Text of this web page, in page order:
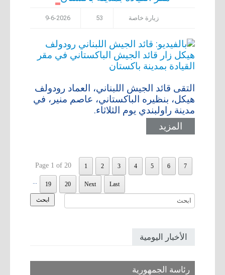
9-6-2026 53 زيارة خاصة
التقى قائد الجيش اللبناني، العماد رودولف
هيكل، بنظيره الباكستاني، عاصم منير، في
مدينة راولبندي يوم الثلاثاء.
المزيد
Page 1 of 20 1 2 3 4 5 6 7
19 20 Next Last
الأخبار اليومية
رئاسة الجمهورية